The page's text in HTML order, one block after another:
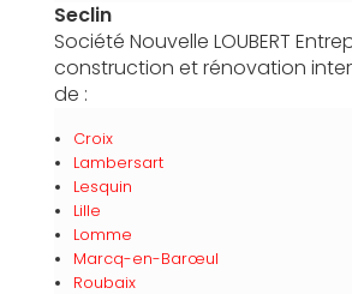
Seclin
Société Nouvelle LOUBERT
construction et rénovation
de :
Croix
Lambersart
Lesquin
Lille
Lomme
Marcq-en-Barœul
Roubaix